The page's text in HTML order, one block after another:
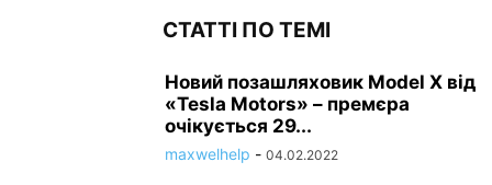
СТАТТІ ПО ТЕМІ
Новий позашляховик Model X від
«Tesla Motors» – премєра
очікується 29...
maxwelhelp - 04.02.2022